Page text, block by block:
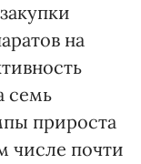
на
семь
прироста
числе почти